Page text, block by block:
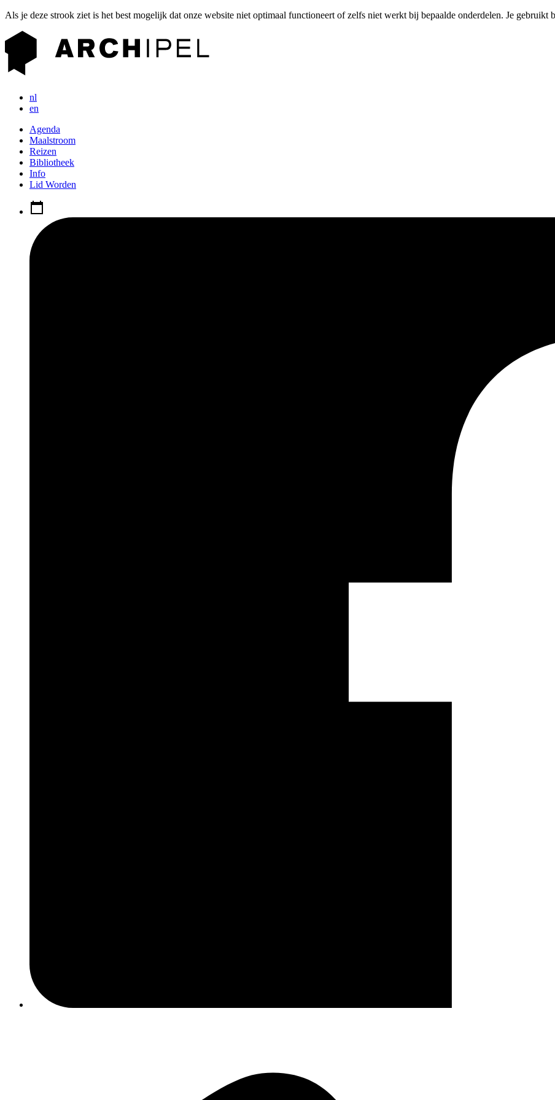
Als je deze strook ziet is het best mogelijk dat onze website niet optimaal functioneert of zelfs niet werkt bij bepaalde onderdelen. Je gebruikt
nl
en
Agenda
Maalstroom
Reizen
Bibliotheek
Info
Lid Worden